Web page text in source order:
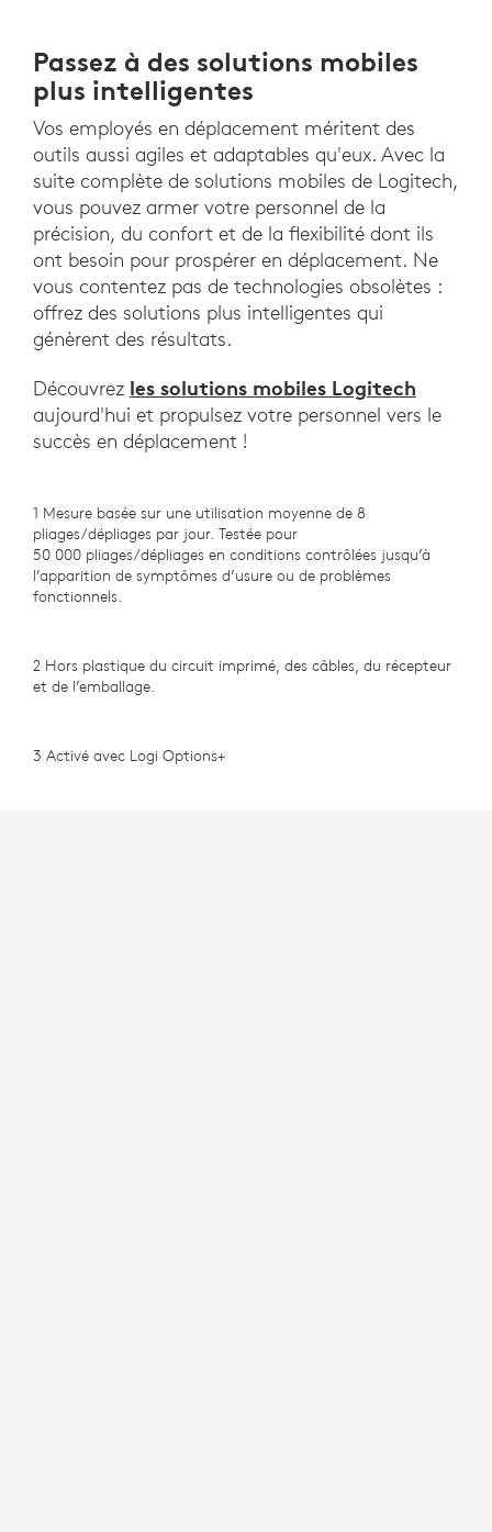
Passez à des solutions mobiles
plus intelligentes
Vos employés en déplacement méritent des
outils aussi agiles et adaptables qu'eux. Avec la
suite complète de solutions mobiles de Logitech,
vous pouvez armer votre personnel de la
précision, du confort et de la flexibilité dont ils
ont besoin pour prospérer en déplacement. Ne
vous contentez pas de technologies obsolètes :
offrez des solutions plus intelligentes qui
génèrent des résultats.
Découvrez les solutions mobiles Logitech
aujourd'hui et propulsez votre personnel vers le
succès en déplacement !
1 Mesure basée sur une utilisation moyenne de 8
pliages/dépliages par jour. Testée pour
50 000 pliages/dépliages en conditions contrôlées jusqu’à
l’apparition de symptômes d’usure ou de problèmes
fonctionnels.
2 Hors plastique du circuit imprimé, des câbles, du récepteur
et de l’emballage.
3 Activé avec Logi Options+